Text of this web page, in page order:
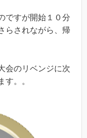
ですが開始１０分
らされながら、帰
会のリベンジに次
す。。